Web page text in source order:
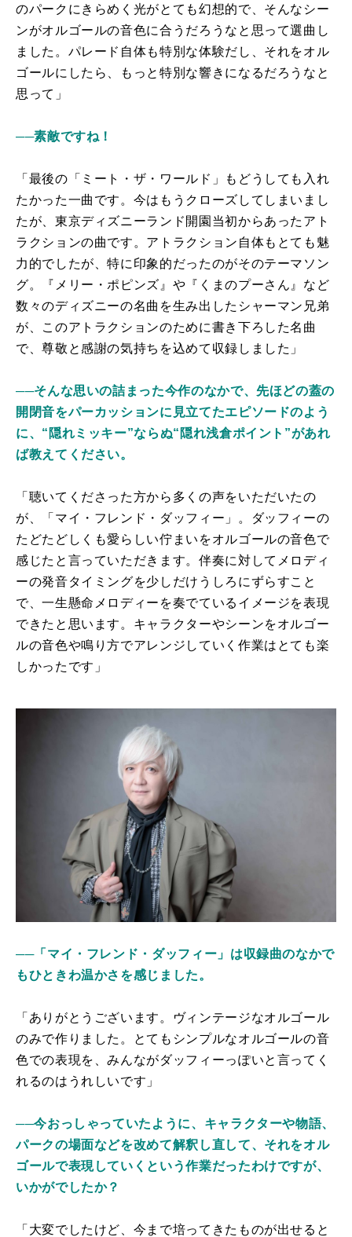
のパークにきらめく光がとても幻想的で、そんなシー
ンがオルゴールの音色に合うだろうなと思って選曲し
ました。パレード自体も特別な体験だし、それをオル
ゴールにしたら、もっと特別な響きになるだろうなと
思って」
──素敵ですね！
「最後の「ミート・ザ・ワールド」もどうしても入れ
たかった一曲です。今はもうクローズしてしまいまし
たが、東京ディズニーランド開園当初からあったアト
ラクションの曲です。アトラクション自体もとても魅
力的でしたが、特に印象的だったのがそのテーマソン
グ。『メリー・ポピンズ』や『くまのプーさん』など
数々のディズニーの名曲を生み出したシャーマン兄弟
が、このアトラクションのために書き下ろした名曲
で、尊敬と感謝の気持ちを込めて収録しました」
──そんな思いの詰まった今作のなかで、先ほどの蓋の
開閉音をパーカッションに見立てたエピソードのよう
に、“隠れミッキー”ならぬ“隠れ浅倉ポイント”があれ
ば教えてください。
「聴いてくださった方から多くの声をいただいたの
が、「マイ・フレンド・ダッフィー」。ダッフィーの
たどたどしくも愛らしい佇まいをオルゴールの音色で
感じたと言っていただきます。伴奏に対してメロディ
ーの発音タイミングを少しだけうしろにずらすこと
で、一生懸命メロディーを奏でているイメージを表現
できたと思います。キャラクターやシーンをオルゴー
ルの音色や鳴り方でアレンジしていく作業はとても楽
しかったです」
──「マイ・フレンド・ダッフィー」は収録曲のなかで
もひときわ温かさを感じました。
「ありがとうございます。ヴィンテージなオルゴール
のみで作りました。とてもシンプルなオルゴールの音
色での表現を、みんながダッフィーっぽいと言ってく
れるのはうれしいです」
──今おっしゃっていたように、キャラクターや物語、
パークの場面などを改めて解釈し直して、それをオル
ゴールで表現していくという作業だったわけですが、
いかがでしたか？
「大変でしたけど、今まで培ってきたものが出せると